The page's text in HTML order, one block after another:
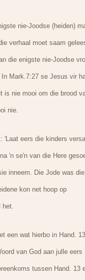
nie-Joodse (heiden)
verhaal moet saam
die enigste nie-Joodse
Mark.7:27 se Jesus vir
is nie mooi om die brood
nie.
'Laat eers die kinders
'n se'n van die Here
inneem. Die Jode was die
kon net hoop op
het.
een wat hierbo in Hand.
van God aan julle eers
tussen Hand. 13